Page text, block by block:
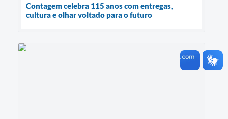
Contagem celebra 115 anos com entregas,
cultura e olhar voltado para o futuro